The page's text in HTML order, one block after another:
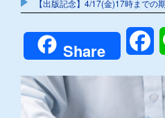
【出版記念】4/17(金)17時までの
Share